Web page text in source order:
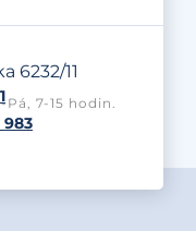
6232/11
7-15 hodin.
983